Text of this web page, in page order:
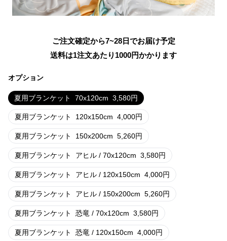
ご注文確定から7~28日でお届け予定
送料は1注文あたり 1000円かかります
オプション
夏用ブランケット 70x120cm 3,580円
夏用ブランケット 120x150cm 4,000円
夏用ブランケット 150x200cm 5,260円
夏用ブランケット アヒル / 70x120cm 3,580円
夏用ブランケット アヒル / 120x150cm 4,000円
夏用ブランケット アヒル / 150x200cm 5,260円
夏用ブランケット 恐竜 / 70x120cm 3,580円
夏用ブランケット 恐竜 / 120x150cm 4,000円